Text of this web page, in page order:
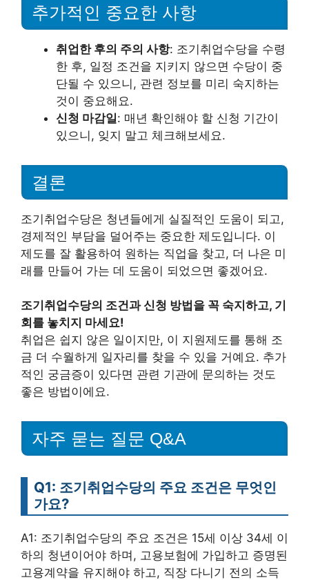
추가적인 중요한 사항
취업한 후의 주의 사항: 조기취업수당을 수령
한 후, 일정 조건을 지키지 않으면 수당이 중
단될 수 있으니, 관련 정보를 미리 숙지하는
것이 중요해요.
신청 마감일: 매년 확인해야 할 신청 기간이
있으니, 잊지 말고 체크해보세요.
결론
조기취업수당은 청년들에게 실질적인 도움이 되고,
경제적인 부담을 덜어주는 중요한 제도입니다. 이
제도를 잘 활용하여 원하는 직업을 찾고, 더 나은 미
래를 만들어 가는 데 도움이 되었으면 좋겠어요.
조기취업수당의 조건과 신청 방법을 꼭 숙지하고, 기
회를 놓치지 마세요!
취업은 쉽지 않은 일이지만, 이 지원제도를 통해 조
금 더 수월하게 일자리를 찾을 수 있을 거예요. 추가
적인 궁금증이 있다면 관련 기관에 문의하는 것도
좋은 방법이에요.
자주 묻는 질문 Q&A
Q1: 조기취업수당의 주요 조건은 무엇인
가요?
A1: 조기취업수당의 주요 조건은 15세 이상 34세 이
하의 청년이어야 하며, 고용보험에 가입하고 증명된
고용계약을 유지해야 하고, 직장 다니기 전의 소득